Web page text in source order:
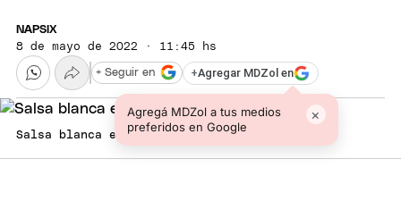
NAPSIX
8 de mayo de 2022 · 11:45 hs
+Agregar MDZol en
Agregá MDZol a tus medios
preferidos en Google
×
+ Seguir en
Salsa blanca en 10 minutos Foto: Comedera